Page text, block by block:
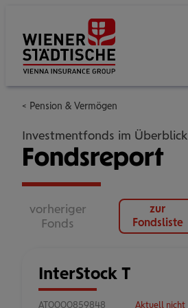
Pension & Vermögen
Investmentfonds im Überblick
Fondsreport
InterStock T
AT0000859848
Aktuell nicht
vorheriger
Fonds
zur
Fondsliste